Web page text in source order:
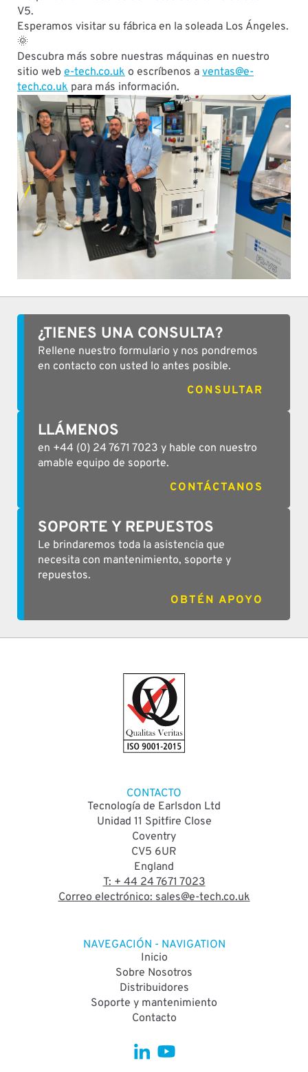
V5.
Esperamos visitar su fábrica en la soleada Los Ángeles.
🌞
Descubra más sobre nuestras máquinas en nuestro
sitio web e-tech.co.uk o escríbenos a ventas@e-
tech.co.uk para más información.
¿TIENES UNA CONSULTA?
Rellene nuestro formulario y nos pondremos
en contacto con usted lo antes posible.
CONSULTAR
LLÁMENOS
en +44 (0) 24 7671 7023 y hable con nuestro
amable equipo de soporte.
CONTÁCTANOS
SOPORTE Y REPUESTOS
Le brindaremos toda la asistencia que
necesita con mantenimiento, soporte y
repuestos.
OBTÉN APOYO
CONTACTO
Tecnología de Earlsdon Ltd
Unidad 11 Spitfire Close
Coventry
CV5 6UR
England
T: + 44 24 7671 7023
Correo electrónico: sales@e-tech.co.uk
NAVEGACIÓN - NAVIGATION
Inicio
Sobre Nosotros
Distribuidores
Soporte y mantenimiento
Contacto